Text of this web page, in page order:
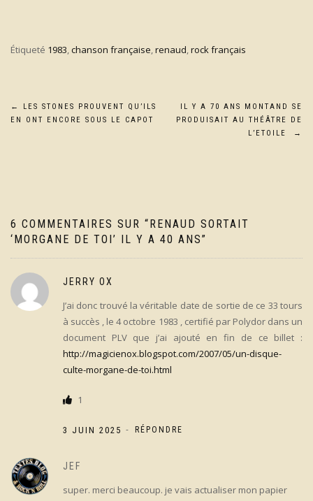
Étiqueté 1983,chanson française,renaud,rock français
Navigation
←
LES STONES PROUVENT QU’ILS
EN ONT ENCORE SOUS LE CAPOT
IL Y A 70 ANS MONTAND SE
PRODUISAIT AU THÉÂTRE DE
L’ETOILE
→
6 COMMENTAIRES SUR “RENAUD SORTAIT
‘MORGANE DE TOI’ IL Y A 40 ANS”
JERRY OX
J’ai donc trouvé la véritable date de sortie de ce 33 tours
à succès , le 4 octobre 1983 , certifié par Polydor dans un
document PLV que j’ai ajouté en fin de ce billet :
http://magicienox.blogspot.com/2007/05/un-disque-
culte-morgane-de-toi.html
1
3 JUIN 2025 - RÉPONDRE
JEF
super. merci beaucoup. je vais actualiser mon papier